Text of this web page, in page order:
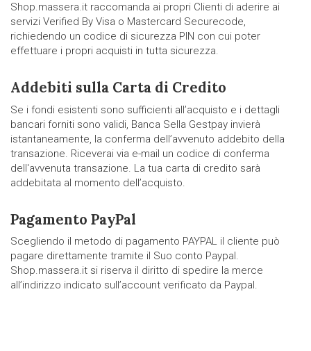
Shop.massera.it raccomanda ai propri Clienti di aderire ai
servizi Verified By Visa o Mastercard Securecode,
richiedendo un codice di sicurezza PIN con cui poter
effettuare i propri acquisti in tutta sicurezza.
Addebiti sulla Carta di Credito
Se i fondi esistenti sono sufficienti all’acquisto e i dettagli
bancari forniti sono validi, Banca Sella Gestpay invierà
istantaneamente, la conferma dell’avvenuto addebito della
transazione. Riceverai via e-mail un codice di conferma
dell'avvenuta transazione. La tua carta di credito sarà
addebitata al momento dell’acquisto.
Pagamento PayPal
Scegliendo il metodo di pagamento PAYPAL il cliente può
pagare direttamente tramite il Suo conto Paypal.
Shop.massera.it si riserva il diritto di spedire la merce
all’indirizzo indicato sull’account verificato da Paypal.